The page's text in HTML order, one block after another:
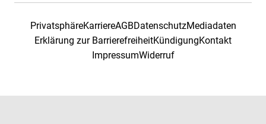
PrivatsphäreKarriereAGBDatenschutzMediadaten
Erklärung zur BarrierefreiheitKündigungKontakt
ImpressumWiderruf